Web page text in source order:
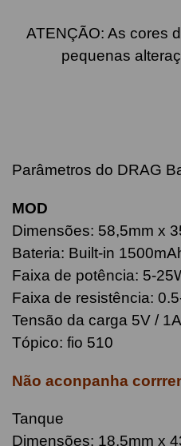
ATENÇÃO: As cores
pequenas
Parâmetros do DRAG
MOD
Dimensões: 58,5mm x
Bateria: Built-in
Faixa de potência: 5-
Faixa de resistência:
Tensão da carga 5V /
Tópico: fio 510
Não aconpanha
Tanque
Dimensões: 18,5mm x